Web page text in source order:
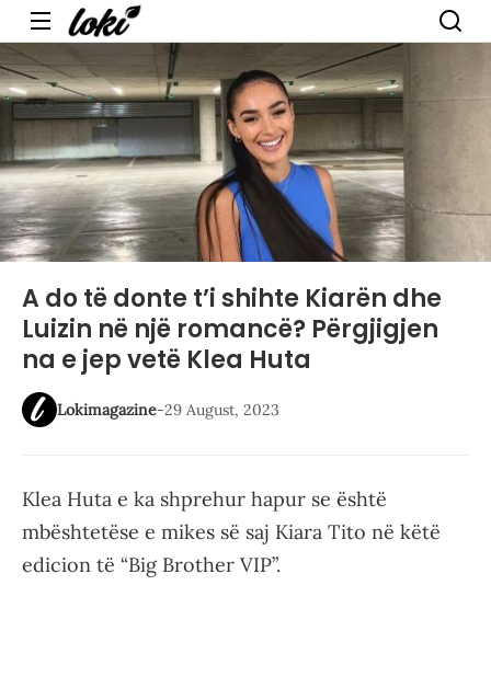
Menu
A do të donte t’i shihte Kiarën dhe
Luizin në një romancë? Përgjigjen
na e jep vetë Klea Huta
Lokimagazine-29 August, 2023
Klea Huta e ka shprehur hapur se është
mbështetëse e mikes së saj Kiara Tito në këtë
edicion të “Big Brother VIP”.